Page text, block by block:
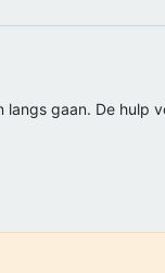
gaan. De hulp